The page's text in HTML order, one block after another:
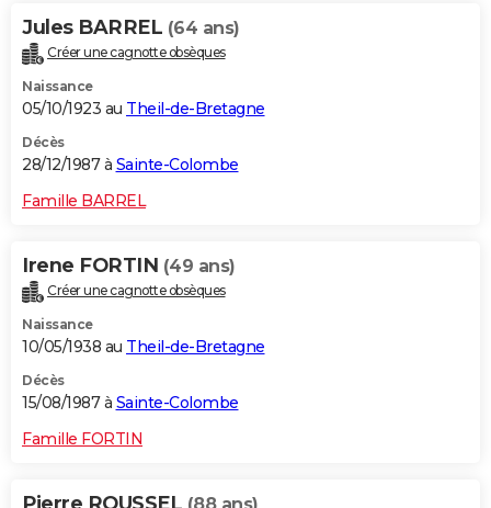
Jules BARREL (64 ans)
Créer une cagnotte obsèques
Naissance
05/10/1923 au Theil-de-Bretagne
Décès
28/12/1987 à Sainte-Colombe
Famille BARREL
Irene FORTIN (49 ans)
Créer une cagnotte obsèques
Naissance
10/05/1938 au Theil-de-Bretagne
Décès
15/08/1987 à Sainte-Colombe
Famille FORTIN